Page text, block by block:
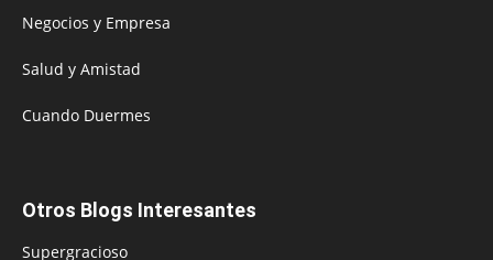
Negocios y Empresa
Salud y Amistad
Cuando Duermes
Otros Blogs Interesantes
Supergracioso